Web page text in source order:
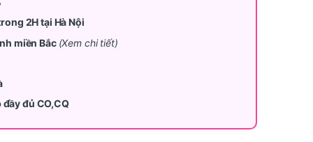
2H tại Hà Nội
miền Bắc (Xem chi tiết)
đủ CO,CQ